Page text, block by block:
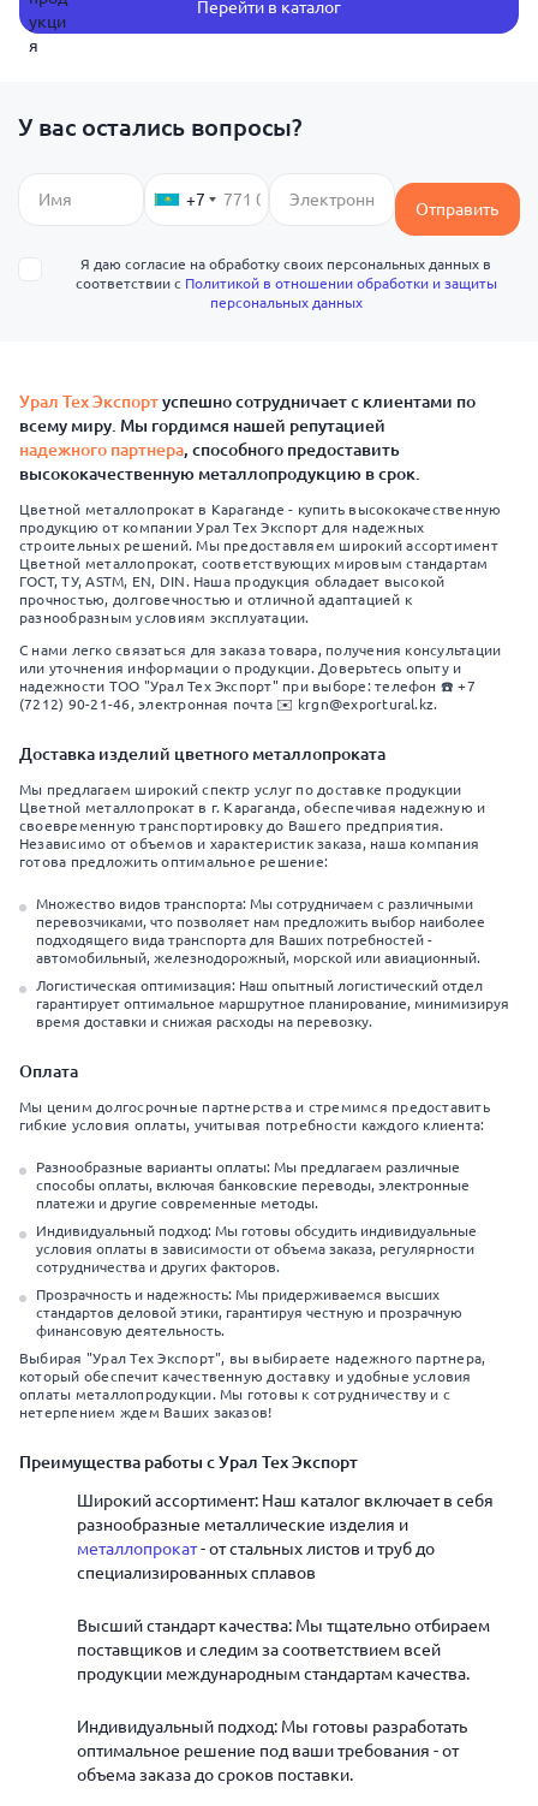
Перейти в каталог
У вас остались вопросы?
+7 Отправить
Я даю согласие на обработку своих персональных данных в
соответствии с Политикой в отношении обработки и защиты
персональных данных
Урал Тех Экспортуспешно сотрудничает с клиентами по
всему миру. Мы гордимся нашей репутацией
надежного партнера, способного предоставить
высококачественную металлопродукцию в срок.
Цветной металлопрокат в Караганде - купить высококачественную
продукцию от компании Урал Тех Экспорт для надежных
строительных решений. Мы предоставляем широкий ассортимент
Цветной металлопрокат, соответствующих мировым стандартам
ГОСТ, ТУ, ASTM, EN, DIN. Наша продукция обладает высокой
прочностью, долговечностью и отличной адаптацией к
разнообразным условиям эксплуатации.
С нами легко связаться для заказа товара, получения консультации
или уточнения информации о продукции. Доверьтесь опыту и
надежности ТОО "Урал Тех Экспорт" при выборе: телефон ☎️ +7
(7212) 90-21-46, электронная почта ✉️ krgn@exportural.kz.
Доставка изделий цветного металлопроката
Мы предлагаем широкий спектр услуг по доставке продукции
Цветной металлопрокат в г. Караганда, обеспечивая надежную и
своевременную транспортировку до Вашего предприятия.
Независимо от объемов и характеристик заказа, наша компания
готова предложить оптимальное решение:
Множество видов транспорта: Мы сотрудничаем с различными
перевозчиками, что позволяет нам предложить выбор наиболее
подходящего вида транспорта для Ваших потребностей -
автомобильный, железнодорожный, морской или авиационный.
Логистическая оптимизация: Наш опытный логистический отдел
гарантирует оптимальное маршрутное планирование, минимизируя
время доставки и снижая расходы на перевозку.
Оплата
Мы ценим долгосрочные партнерства и стремимся предоставить
гибкие условия оплаты, учитывая потребности каждого клиента:
Разнообразные варианты оплаты: Мы предлагаем различные
способы оплаты, включая банковские переводы, электронные
платежи и другие современные методы.
Индивидуальный подход: Мы готовы обсудить индивидуальные
условия оплаты в зависимости от объема заказа, регулярности
сотрудничества и других факторов.
Прозрачность и надежность: Мы придерживаемся высших
стандартов деловой этики, гарантируя честную и прозрачную
финансовую деятельность.
Выбирая "Урал Тех Экспорт", вы выбираете надежного партнера,
который обеспечит качественную доставку и удобные условия
оплаты металлопродукции. Мы готовы к сотрудничеству и с
нетерпением ждем Ваших заказов!
Преимущества работы с Урал Тех Экспорт
Широкий ассортимент: Наш каталог включает в себя
разнообразные металлические изделия и
металлопрокат- от стальных листов и труб до
специализированных сплавов
Высший стандарт качества: Мы тщательно отбираем
поставщиков и следим за соответствием всей
продукции международным стандартам качества.
Индивидуальный подход: Мы готовы разработать
оптимальное решение под ваши требования - от
объема заказа до сроков поставки.